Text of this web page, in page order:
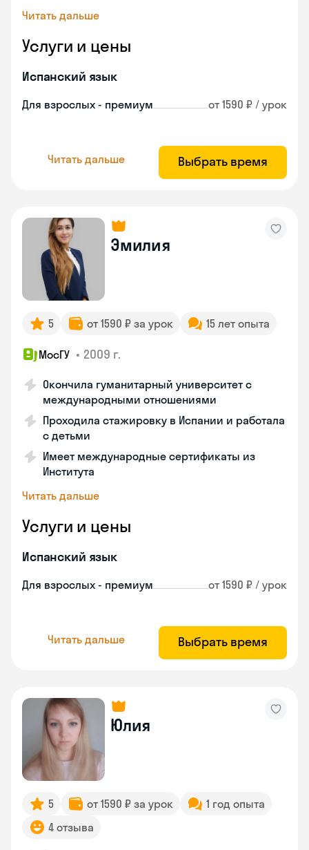
Читать дальше
Услуги и цены
Испанский язык
Для взрослых - премиум от 1590 ₽ / урок
Читать дальше Выбрать время
Эмилия
5 от 1590 ₽ за урок 15 лет опыта
МосГУ • 2009 г.
Окончила гуманитарный университет с
международными отношениями
Проходила стажировку в Испании и работала
с детьми
Имеет международные сертификаты из
Института
Читать дальше
Услуги и цены
Испанский язык
Для взрослых - премиум от 1590 ₽ / урок
Читать дальше Выбрать время
Юлия
5 от 1590 ₽ за урок
1 год опыта
4 отзыва